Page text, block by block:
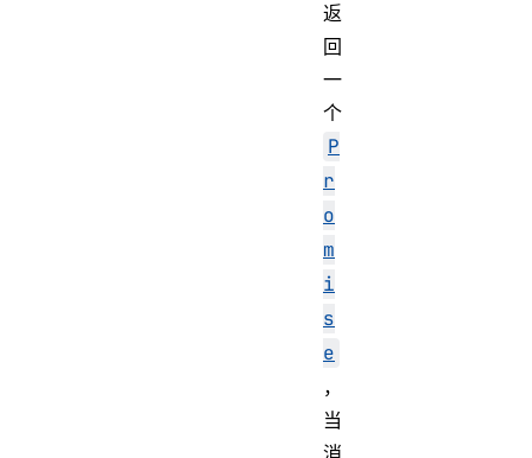
返
回
一
个
P
r
o
m
i
s
e
，
当